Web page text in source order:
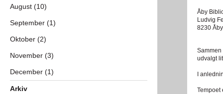
Åby
Ludvig
8230
udvalgt
I
Tempoet
August (10)
September (1)
Oktober (2)
November (3)
December (1)
Arkiv